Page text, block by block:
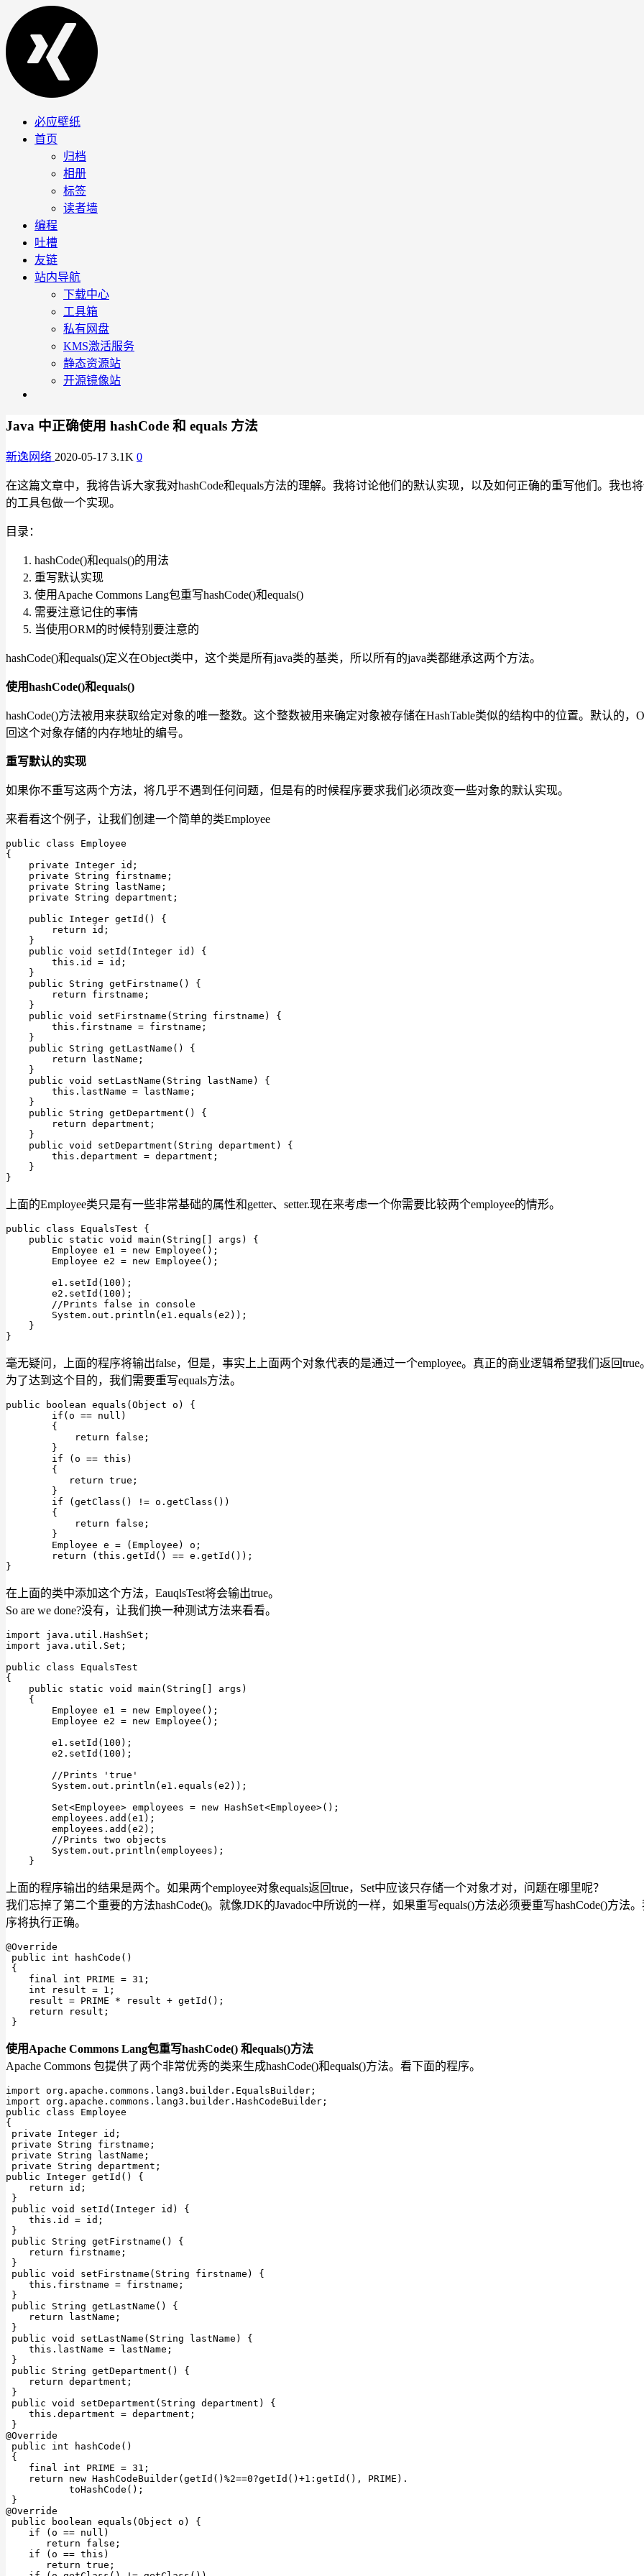
必应壁纸
首页
归档
相册
标签
读者墙
编程
吐槽
友链
站内导航
下载中心
工具箱
私有网盘
KMS激活服务
静态资源站
开源镜像站
Java 中正确使用 hashCode 和 equals 方法
新逸网络 2020-05-17 3.1K 0
在这篇文章中，我将告诉大家我对hashCode和equals方法的理解。我将讨论他们的默认实现，以及如何正确的重写他们。我也将
的工具包做一个实现。
目录：
hashCode()和equals()的用法
重写默认实现
使用Apache Commons Lang包重写hashCode()和equals()
需要注意记住的事情
当使用ORM的时候特别要注意的
hashCode()和equals()定义在Object类中，这个类是所有java类的基类，所以所有的java类都继承这两个方法。
使用hashCode()和equals()
hashCode()方法被用来获取给定对象的唯一整数。这个整数被用来确定对象被存储在HashTable类似的结构中的位置。默认的，
回这个对象存储的内存地址的编号。
重写默认的实现
如果你不重写这两个方法，将几乎不遇到任何问题，但是有的时候程序要求我们必须改变一些对象的默认实现。
来看看这个例子，让我们创建一个简单的类Employee
public class
Employee
{
private Integer id;
private String firstname;
private String lastName;
private String department;
public Integer getId ()
{
return id;
    }
public void setId (Integer id)
{
this .id = id;
    }
public String getFirstname ()
{
return firstname;
    }
public void setFirstname (String firstname)
{
this .firstname = firstname;
    }
public String getLastName ()
{
return lastName;
    }
public void setLastName (String lastName)
{
this .lastName = lastName;
    }
public String getDepartment ()
{
return department;
    }
public void setDepartment (String department)
{
this .department = department;
    }
}
上面的Employee类只是有一些非常基础的属性和getter、setter.现在来考虑一个你需要比较两个employee的情形。
public class EqualsTest {
public
static void main ( String[] args )
{
        Employee e1 =
new Employee();
        Employee e2 =
new Employee();
        e1.setId(
100 );
        e2.setId(
100 );
//Prints false in console
        System.
out .println(e1. equals (e2));
    }
}
毫无疑问，上面的程序将输出false，但是，事实上上面两个对象代表的是通过一个employee。真正的商业逻辑希望我们返回true
为了达到这个目的，我们需要重写equals方法。
public boolean equals(Object o) {
if (o == null )
        {
return
false ;
        }
if (o == this )
        {
return true ;
        }
if (getClass() != o.getClass())
        {
return
false ;
        }
        Employee e = (Employee) o;
return ( this .getId() == e.getId());
}
在上面的类中添加这个方法，EauqlsTest将会输出true。
So are we done?没有，让我们换一种测试方法来看看。
import java.util.HashSet;
import java.util.Set;
public
class
EqualsTest
{
public
static void main ( String[] args )
    {
        Employee e1 =
new Employee();
        Employee e2 =
new Employee();
        e1.setId(
100 );
        e2.setId(
100 );
//Prints 'true'
        System.
out .println(e1. equals (e2));
        Set<Employee> employees =
new HashSet<Employee>();
        employees.
add (e1);
        employees.
add (e2);
//Prints two objects
        System.
out .println(employees);
    }
上面的程序输出的结果是两个。如果两个employee对象equals返回true，Set中应该只存储一个对象才对，问题在哪里呢？
我们忘掉了第二个重要的方法hashCode()。就像JDK的Javadoc中所说的一样，如果重写equals()方法必须要重写hashCode()方法
序将执行正确。
@Override
public
int hashCode ()
{
final
int PRIME = 31 ;
int result = 1 ;
    result = PRIME * result + getId();
return result;
}
使用Apache Commons Lang包重写hashCode() 和equals()方法
Apache Commons 包提供了两个非常优秀的类来生成hashCode()和equals()方法。看下面的程序。
import
import
public
class
Employee
{
private Integer id;
private String firstname;
private String lastName;
private
public Integer getId ()
{
return id;
}
public void setId (Integer id)
{
this .id = id;
}
public String getFirstname ()
{
return firstname;
}
public void setFirstname (String firstname)
{
this .firstname = firstname;
}
public String getLastName ()
{
return lastName;
}
public void setLastName (String lastName)
{
this .lastName = lastName;
}
public String getDepartment ()
{
return department;
}
public void setDepartment (String department)
{
this .department = department;
@Override
public
int hashCode ()
{
final
int PRIME = 31 ;
return
new HashCodeBuilder(getId()%2==0?getId()+1 :getId(), PRIME).
           toHashCode();
@Override
public
boolean equals (Object o)
{
if (o == null )
return
false ;
if (o == this )
return true ;